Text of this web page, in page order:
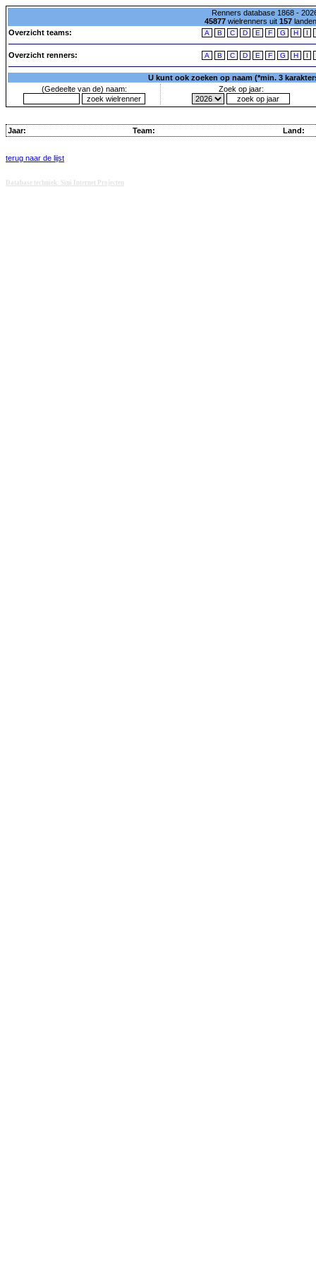
Renners database 1868 -
45877wielrenners uit 157
Overzicht teams:
A B C D E F G H I
Overzicht renners: A B C D E F G H I
U kunt ook zoeken op naam (*min. 3
(Gedeelte van de) naam:
Zoek op jaar:
Jaar: Team: Land:
terug naar de lijst
Database techniek: Sini Internet Projecten